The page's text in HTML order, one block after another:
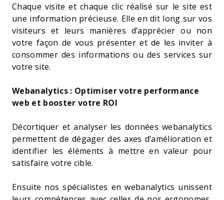
Chaque visite et chaque clic réalisé sur le site est
une information précieuse. Elle en dit long sur vos
visiteurs et leurs manières d’apprécier ou non
votre façon de vous présenter et de les inviter à
consommer des informations ou des services sur
votre site.
Webanalytics : Optimiser votre performance
web et booster votre ROI
Décortiquer et analyser les données webanalytics
permettent de dégager des axes d’amélioration et
identifier les éléments à mettre en valeur pour
satisfaire votre cible.
Ensuite nos spécialistes en webanalytics unissent